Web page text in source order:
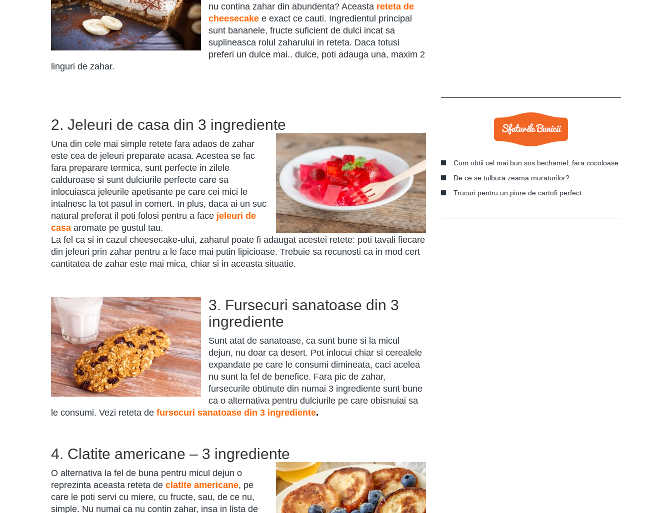
nu contina zahar din abundenta? Aceasta reteta de
cheesecake e exact ce cauti. Ingredientul principal
sunt bananele, fructe suficient de dulci incat sa
suplineasca rolul zaharului in reteta. Daca totusi
preferi un dulce mai.. dulce, poti adauga una, maxim 2
linguri de zahar.
2. Jeleuri de casa din 3 ingrediente
Una din cele mai simple retete fara adaos de zahar
este cea de jeleuri preparate acasa. Acestea se fac
fara preparare termica, sunt perfecte in zilele
calduroase si sunt dulciurile perfecte care sa
inlocuiasca jeleurile apetisante pe care cei mici le
intalnesc la tot pasul in comert. In plus, daca ai un suc
natural preferat il poti folosi pentru a face jeleuri de
casa aromate pe gustul tau.
La fel ca si in cazul cheesecake-ului, zaharul poate fi adaugat acestei retete: poti tavali fiecare
din jeleuri prin zahar pentru a le face mai putin lipicioase. Trebuie sa recunosti ca in mod cert
cantitatea de zahar este mai mica, chiar si in aceasta situatie.
3. Fursecuri sanatoase din 3
ingrediente
Sunt atat de sanatoase, ca sunt bune si la micul
dejun, nu doar ca desert. Pot inlocui chiar si cerealele
expandate pe care le consumi dimineata, caci acelea
nu sunt la fel de benefice. Fara pic de zahar,
fursecurile obtinute din numai 3 ingrediente sunt bune
ca o alternativa pentru dulciurile pe care obisnuiai sa
le consumi. Vezi reteta de fursecuri sanatoase din 3 ingrediente.
4. Clatite americane – 3 ingrediente
O alternativa la fel de buna pentru micul dejun o
reprezinta aceasta reteta de clatite americane, pe
care le poti servi cu miere, cu fructe, sau, de ce nu,
simple. Nu numai ca nu contin zahar, insa in lista de
Cum obtii cel mai bun sos bechamel, fara cocoloase
De ce se tulbura zeama muraturilor?
Trucuri pentru un piure de cartofi perfect